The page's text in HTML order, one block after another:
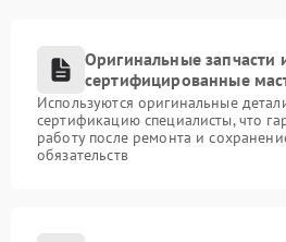
Оригинальные запчасти
сертифицированные
Используются оригинальные
сертификацию специалисты, что
работу после ремонта и
обязательств